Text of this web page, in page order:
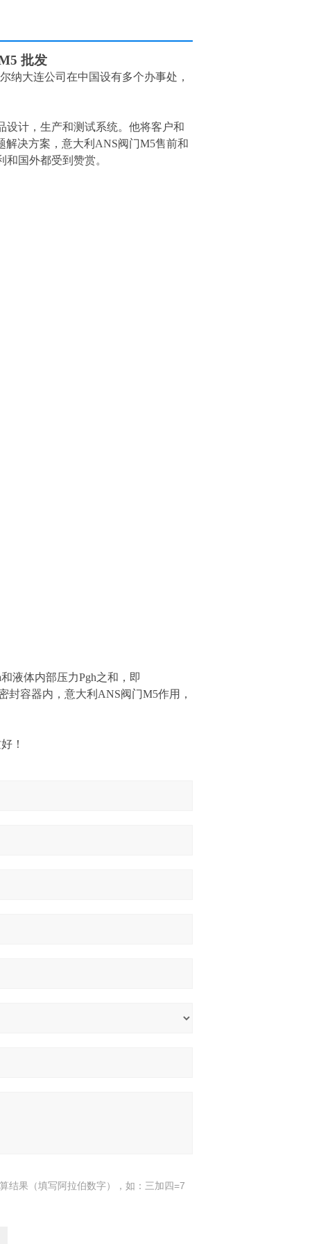
批发
纳大连公司在中国设有多个办事处，
设计，生产和测试系统。他将客户和
决方案，意大利ANS阀门M5售前和
国外都受到赞赏。
液体内部压力Pgh之和，即
封容器内，意大利ANS阀门M5作用，
！
结果（填写阿拉伯数字），如：三加四=7